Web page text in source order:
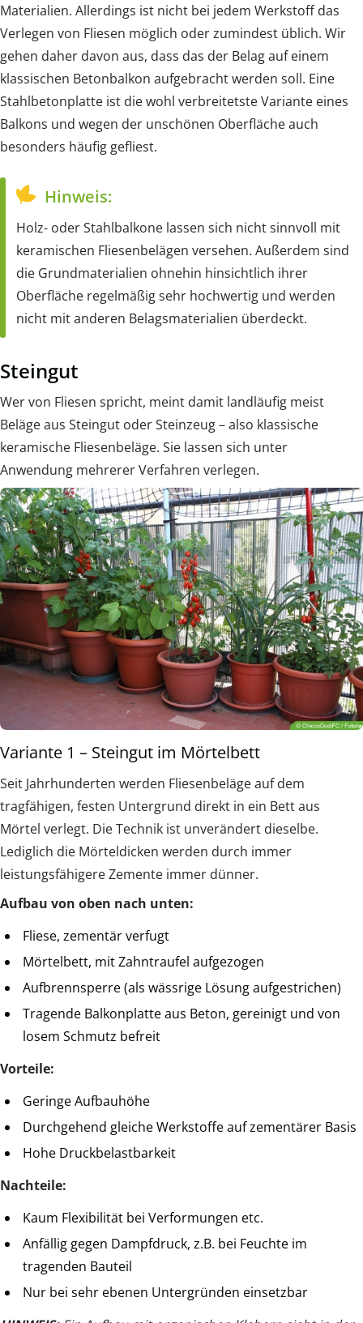
Materialien. Allerdings ist nicht bei jedem Werkstoff das
Verlegen von Fliesen möglich oder zumindest üblich. Wir
gehen daher davon aus, dass das der Belag auf einem
klassischen Betonbalkon aufgebracht werden soll. Eine
Stahlbetonplatte ist die wohl verbreitetste Variante eines
Balkons und wegen der unschönen Oberfläche auch
besonders häufig gefliest.
Hinweis:
Holz- oder Stahlbalkone lassen sich nicht sinnvoll mit
keramischen Fliesenbelägen versehen. Außerdem sind
die Grundmaterialien ohnehin hinsichtlich ihrer
Oberfläche regelmäßig sehr hochwertig und werden
nicht mit anderen Belagsmaterialien überdeckt.
Steingut
Wer von Fliesen spricht, meint damit landläufig meist
Beläge aus Steingut oder Steinzeug – also klassische
keramische Fliesenbeläge. Sie lassen sich unter
Anwendung mehrerer Verfahren verlegen.
Variante 1 – Steingut im Mörtelbett
Seit Jahrhunderten werden Fliesenbeläge auf dem
tragfähigen, festen Untergrund direkt in ein Bett aus
Mörtel verlegt. Die Technik ist unverändert dieselbe.
Lediglich die Mörteldicken werden durch immer
leistungsfähigere Zemente immer dünner.
Aufbau von oben nach unten:
Fliese, zementär verfugt
Mörtelbett, mit Zahntraufel aufgezogen
Aufbrennsperre (als wässrige Lösung aufgestrichen)
Tragende Balkonplatte aus Beton, gereinigt und von
losem Schmutz befreit
Vorteile:
Geringe Aufbauhöhe
Durchgehend gleiche Werkstoffe auf zementärer Basis
Hohe Druckbelastbarkeit
Nachteile:
Kaum Flexibilität bei Verformungen etc.
Anfällig gegen Dampfdruck, z.B. bei Feuchte im
tragenden Bauteil
Nur bei sehr ebenen Untergründen einsetzbar